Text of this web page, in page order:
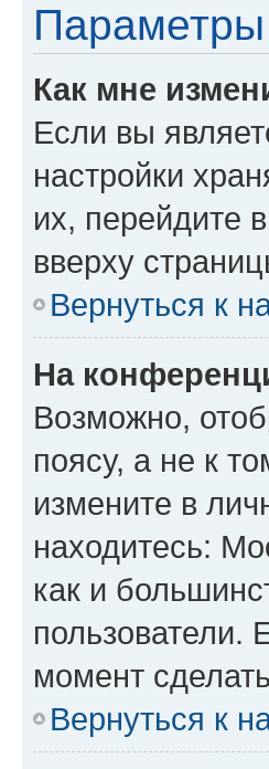
Параметры
Как мне
Если вы
настройки
их, перейдите
вверху
Вернуться к
На
Возможно,
поясу, а не к
измените в
находитесь:
как и
пользователи.
момент
Вернуться к